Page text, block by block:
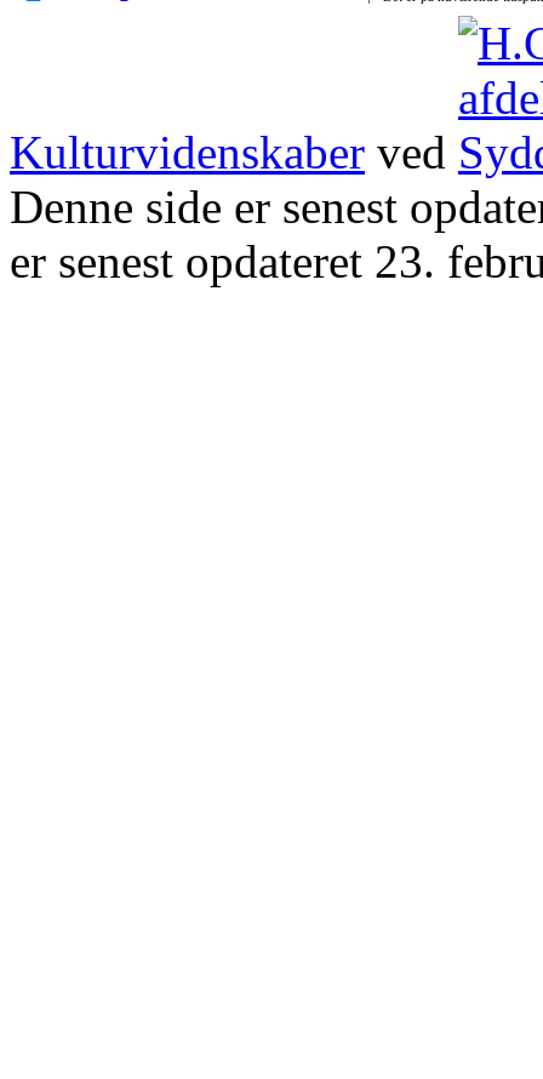
Kulturvidenskaber ved
Denne side er senest
er senest opdateret 23.